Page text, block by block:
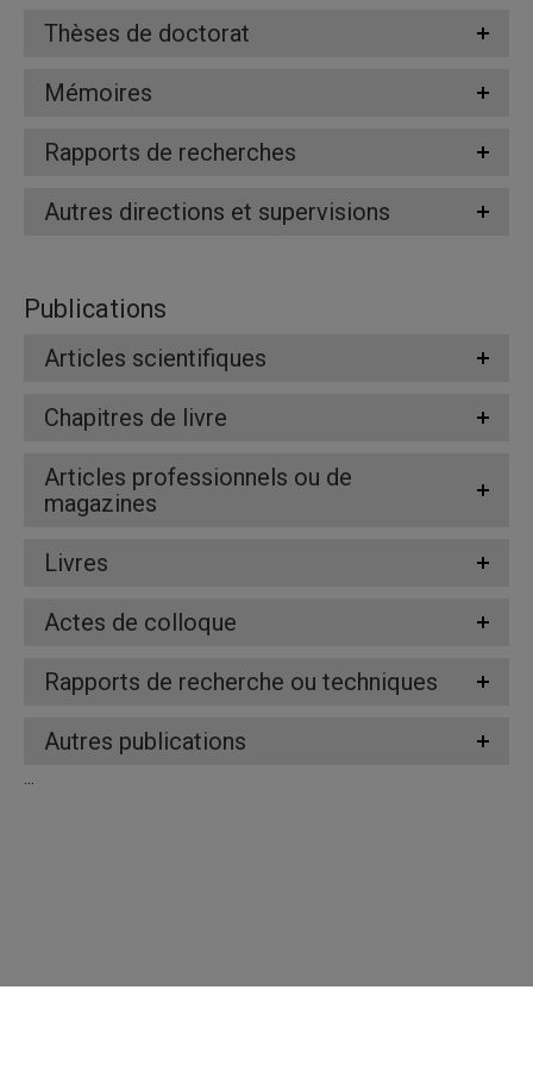
Thèses de doctorat
Mémoires
Rapports de recherches
Autres directions et supervisions
Publications
Articles scientifiques
Chapitres de livre
Articles professionnels ou de
magazines
Livres
Actes de colloque
Rapports de recherche ou techniques
Autres publications
...